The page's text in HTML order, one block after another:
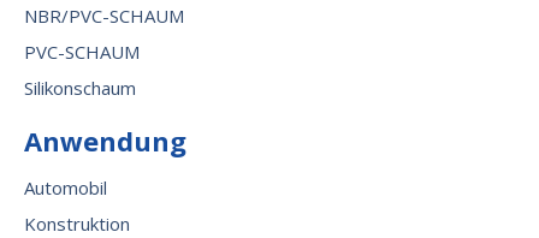
NBR/PVC-SCHAUM
PVC-SCHAUM
Silikonschaum
Anwendung
Automobil
Konstruktion